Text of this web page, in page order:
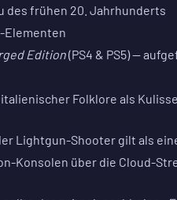
des frühen 20. Jahrhunderts
Elementen
Edition(PS4 & PS5) —
Folklore als Kulisse
Lightgun-Shooter gilt als
Konsolen über die Cloud-